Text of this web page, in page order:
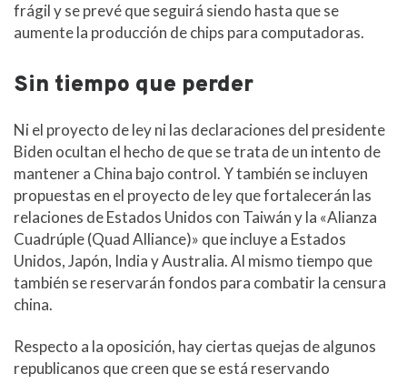
frágil y se prevé que seguirá siendo hasta que se
aumente la producción de chips para computadoras.
Sin tiempo que perder
Ni el proyecto de ley ni las declaraciones del presidente
Biden ocultan el hecho de que se trata de un intento de
mantener a China bajo control. Y también se incluyen
propuestas en el proyecto de ley que fortalecerán las
relaciones de Estados Unidos con Taiwán y la «Alianza
Cuadrúple (Quad Alliance)» que incluye a Estados
Unidos, Japón, India y Australia. Al mismo tiempo que
también se reservarán fondos para combatir la censura
china.
Respecto a la oposición, hay ciertas quejas de algunos
republicanos que creen que se está reservando